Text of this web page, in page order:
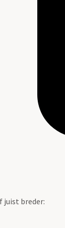
juist breder: